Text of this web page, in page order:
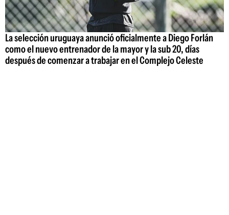
La selección uruguaya anunció oficialmente a Diego Forlán
como el nuevo entrenador de la mayor y la sub 20, días
después de comenzar a trabajar en el Complejo Celeste